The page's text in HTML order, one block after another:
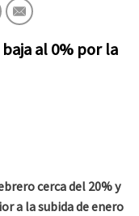
al 0% por la
cerca del 20% y
a la subida de enero